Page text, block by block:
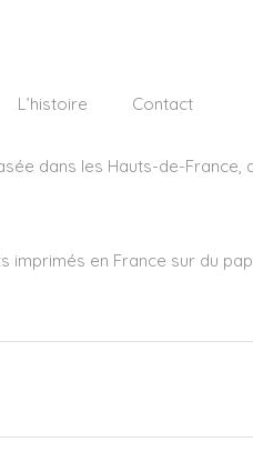
L’histoire Contact
dans les Hauts-de-
imprimés en France sur du